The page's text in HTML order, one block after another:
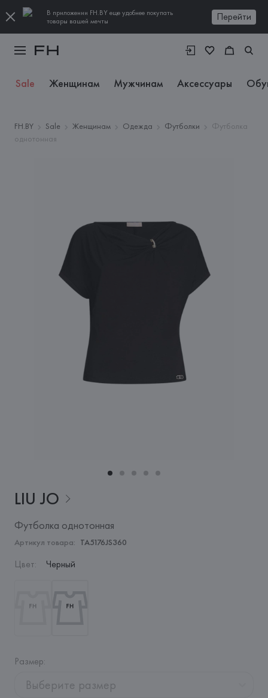
В приложении FH.BY еще удобнее покупать
товары вашей мечты
Перейти
Sale Женщинам Мужчинам Аксессуары
FH.BY Sale Женщинам Одежда Футболки
Футболка
однотонная
LIU JO
Футболка однотонная
Артикул товара: TA5176JS360
Цвет: Черный
Размер:
Выберите размер